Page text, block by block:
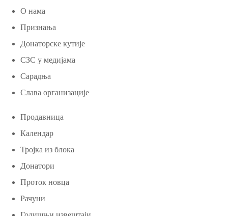
О нама
Признања
Донаторске кутије
СЗС у медијама
Сарадња
Слава организације
Продавница
Календар
Тројка из блока
Донатори
Проток новца
Рачуни